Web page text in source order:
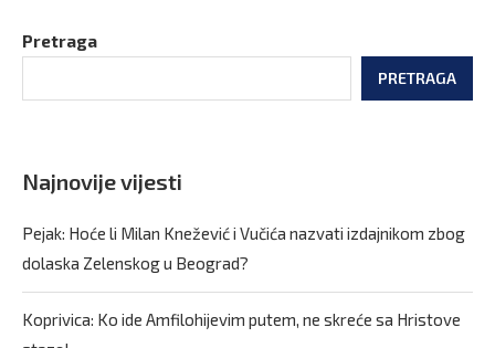
Pretraga
PRETRAGA
Najnovije vijesti
Pejak: Hoće li Milan Knežević i Vučića nazvati izdajnikom zbog
dolaska Zelenskog u Beograd?
Koprivica: Ko ide Amfilohijevim putem, ne skreće sa Hristove